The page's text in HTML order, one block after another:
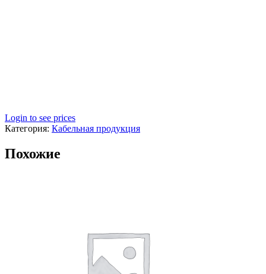
Login to see prices
Категория: Кабельная продукция
Похожие